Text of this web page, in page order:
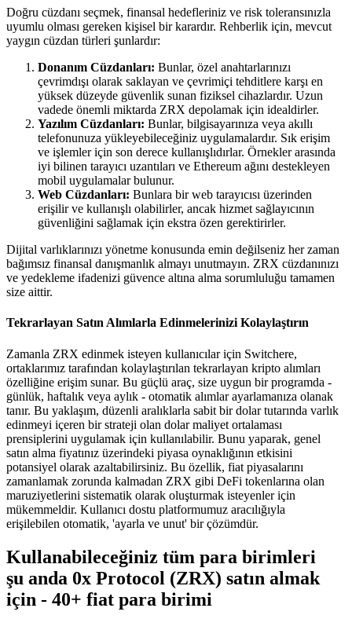
Doğru cüzdanı seçmek, finansal hedefleriniz ve risk toleransınızla
uyumlu olması gereken kişisel bir karardır. Rehberlik için, mevcut
yaygın cüzdan türleri şunlardır:
Donanım Cüzdanları: Bunlar, özel anahtarlarınızı
çevrimdışı olarak saklayan ve çevrimiçi tehditlere karşı en
yüksek düzeyde güvenlik sunan fiziksel cihazlardır. Uzun
vadede önemli miktarda ZRX depolamak için idealdirler.
Yazılım Cüzdanları: Bunlar, bilgisayarınıza veya akıllı
telefonunuza yükleyebileceğiniz uygulamalardır. Sık erişim
ve işlemler için son derece kullanışlıdırlar. Örnekler arasında
iyi bilinen tarayıcı uzantıları ve Ethereum ağını destekleyen
mobil uygulamalar bulunur.
Web Cüzdanları: Bunlara bir web tarayıcısı üzerinden
erişilir ve kullanışlı olabilirler, ancak hizmet sağlayıcının
güvenliğini sağlamak için ekstra özen gerektirirler.
Dijital varlıklarınızı yönetme konusunda emin değilseniz her zaman
bağımsız finansal danışmanlık almayı unutmayın. ZRX cüzdanınızı
ve yedekleme ifadenizi güvence altına alma sorumluluğu tamamen
size aittir.
Tekrarlayan Satın Alımlarla Edinmelerinizi Kolaylaştırın
Zamanla ZRX edinmek isteyen kullanıcılar için Switchere,
ortaklarımız tarafından kolaylaştırılan tekrarlayan kripto alımları
özelliğine erişim sunar. Bu güçlü araç, size uygun bir programda -
günlük, haftalık veya aylık - otomatik alımlar ayarlamanıza olanak
tanır. Bu yaklaşım, düzenli aralıklarla sabit bir dolar tutarında varlık
edinmeyi içeren bir strateji olan dolar maliyet ortalaması
prensiplerini uygulamak için kullanılabilir. Bunu yaparak, genel
satın alma fiyatınız üzerindeki piyasa oynaklığının etkisini
potansiyel olarak azaltabilirsiniz. Bu özellik, fiat piyasalarını
zamanlamak zorunda kalmadan ZRX gibi DeFi tokenlarına olan
maruziyetlerini sistematik olarak oluşturmak isteyenler için
mükemmeldir. Kullanıcı dostu platformumuz aracılığıyla
erişilebilen otomatik, 'ayarla ve unut' bir çözümdür.
Kullanabileceğiniz tüm para birimleri
şu anda 0x Protocol (ZRX) satın almak
için - 40+ fiat para birimi